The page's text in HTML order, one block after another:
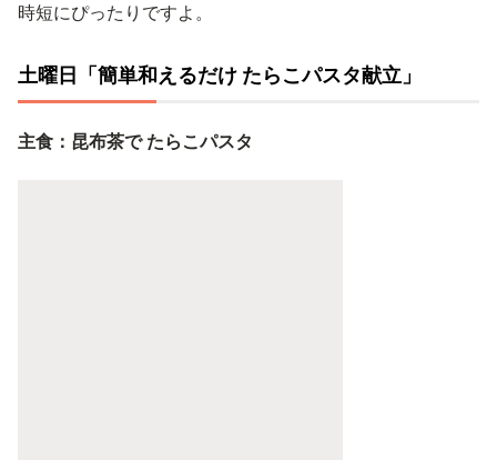
時短にぴったりですよ。
土曜日「簡単和えるだけ たらこパスタ献立」
主食：昆布茶で たらこパスタ